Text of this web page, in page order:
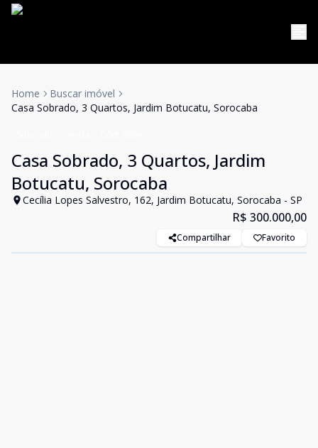
Home
Buscar imóvel
Casa Sobrado, 3 Quartos, Jardim Botucatu, Sorocaba
Casa Sobrado, 3 Quartos, Jardim
Botucatu, Sorocaba
Cecília Lopes Salvestro, 162, Jardim Botucatu, Sorocaba - SP
R$ 300.000,00
Compartilhar Favorito